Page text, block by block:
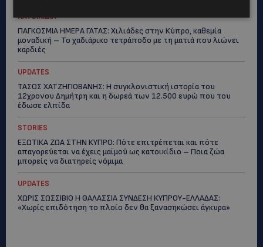
ΚΑΤΟΙΚΙΔΙΑ
ΠΑΓΚΟΣΜΙΑ ΗΜΕΡΑ ΓΑΤΑΣ: Χιλιάδες στην Κύπρο, καθεμία
μοναδική – Το χαδιάρικο τετράποδο με τη ματιά που λιώνει
καρδιές
UPDATES
ΤΑΣΟΣ ΧΑΤΖΗΓΙΟΒΑΝΗΣ: Η συγκλονιστική ιστορία του
12χρονου Δημήτρη και η δωρεά των 12.500 ευρώ που του
έδωσε ελπίδα
STORIES
ΕΞΩΤΙΚΑ ΖΩΑ ΣΤΗΝ ΚΥΠΡΟ: Πότε επιτρέπεται και πότε
απαγορεύεται να έχεις μαϊμού ως κατοικίδιο – Ποια ζώα
μπορείς να διατηρείς νόμιμα
UPDATES
ΧΩΡΙΣ ΣΩΣΣΙΒΙΟ Η ΘΑΛΑΣΣΙΑ ΣΥΝΔΕΣΗ ΚΥΠΡΟΥ-ΕΛΛΑΔΑΣ:
«Χωρίς επιδότηση το πλοίο δεν θα ξανασηκώσει άγκυρα»